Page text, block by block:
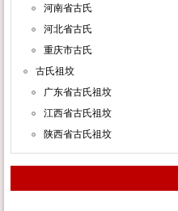
河南省古氏
河北省古氏
重庆市古氏
古氏祖坟
广东省古氏祖坟
江西省古氏祖坟
陕西省古氏祖坟